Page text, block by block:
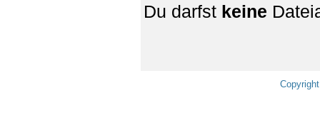
Du darfst keine